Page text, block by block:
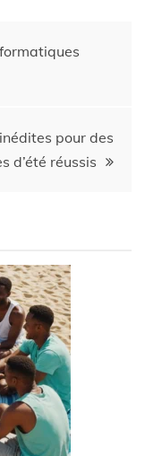
pour des
d’été réussis